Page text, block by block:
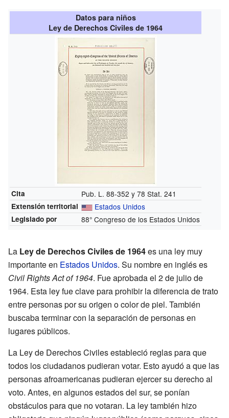
Datos para niños
Ley de Derechos Civiles de 1964
Cita Pub. L. 88-352 y 78 Stat. 241
Extensión territorial Estados Unidos
Legislado por 88° Congreso de los Estados Unidos
La Ley de Derechos Civiles de 1964es una ley muy
importante en Estados Unidos. Su nombre en inglés es
Civil Rights Act of 1964. Fue aprobada el 2 de julio de
1964. Esta ley fue clave para prohibir la diferencia de trato
entre personas por su origen o color de piel. También
buscaba terminar con la separación de personas en
lugares públicos.
La Ley de Derechos Civiles estableció reglas para que
todos los ciudadanos pudieran votar. Esto ayudó a que las
personas afroamericanas pudieran ejercer su derecho al
voto. Antes, en algunos estados del sur, se ponían
obstáculos para que no votaran. La ley también hizo